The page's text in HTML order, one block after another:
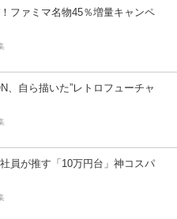
ファミマ名物45％増量キャンペ
、自ら描いた”レトロフューチャ
社員が推す「10万円台」神コスパ